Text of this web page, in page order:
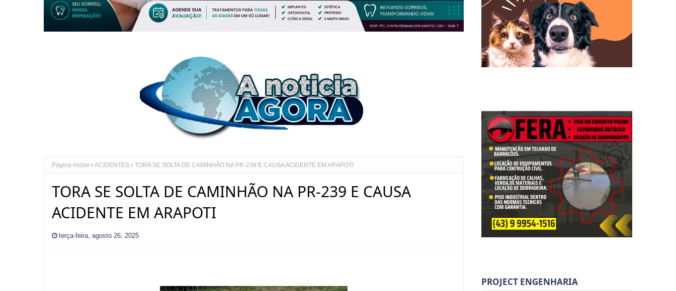
Página inicial ACIDENTES TORA SE SOLTA DE CAMINHÃO NA PR-239 E CAUSA ACIDENTE EM ARAPOTI
TORA SE SOLTA DE CAMINHÃO NA PR-239 E CAUSA
ACIDENTE EM ARAPOTI
terça-feira, agosto 26, 2025
PROJECT ENGENHARIA